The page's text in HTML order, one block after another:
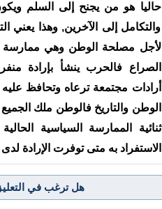
حاليا هو من يجنح إلى السلم
والتكامل إلى الآخرين, وهذا يعني
لأجل مصلحة الوطن وهي ممارسة
الصراع فالحرب ينشأ بإرادة
أرادات مجتمعة ترعاه وتحافظ
الوطن والتاريخ فالوطن ملك
ثنائية الممارسة السياسية
الاستفراد به متى توفرت الإرادة
هل ترغب في